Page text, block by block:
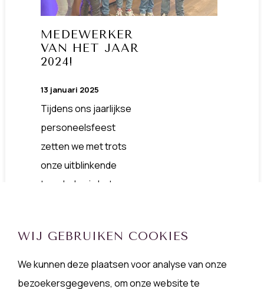
MEDEWERKER
VAN HET JAAR
2024!
13 januari 2025
Tijdens ons jaarlijkse
personeelsfeest
zetten we met trots
onze uitblinkende
teamleden in het
awards.
WIJ GEBRUIKEN COOKIES
We kunnen deze plaatsen voor analyse van onze
bezoekersgegevens, om onze website te